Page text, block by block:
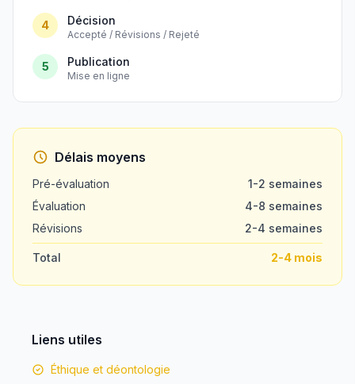
4 Décision
Accepté / Révisions / Rejeté
5 Publication
Mise en ligne
Délais moyens
Pré-évaluation
1-2 semaines
Évaluation
4-8 semaines
Révisions
2-4 semaines
Total 2-4 mois
Liens utiles
Éthique et déontologie